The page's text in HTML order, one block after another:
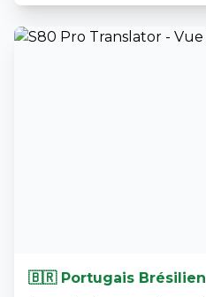
🇧🇷 Portugais Brésilien